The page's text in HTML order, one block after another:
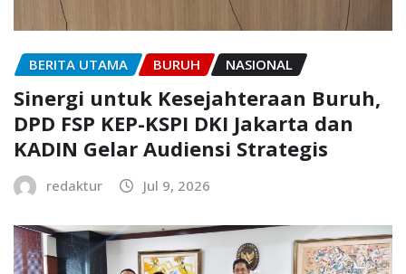
BERITA UTAMA BURUH NASIONAL
Sinergi untuk Kesejahteraan Buruh,
DPD FSP KEP-KSPI DKI Jakarta dan
KADIN Gelar Audiensi Strategis
redaktur Jul 9, 2026